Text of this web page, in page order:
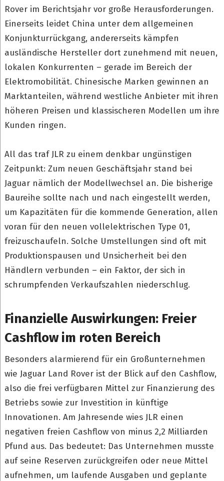
Rover im Berichtsjahr vor große Herausforderungen.
Einerseits leidet China unter dem allgemeinen
Konjunkturrückgang, andererseits kämpfen
ausländische Hersteller dort zunehmend mit neuen,
lokalen Konkurrenten – gerade im Bereich der
Elektromobilität. Chinesische Marken gewinnen an
Marktanteilen, während westliche Anbieter mit ihren
höheren Preisen und klassischeren Modellen um ihre
Kunden ringen.
All das traf JLR zu einem denkbar ungünstigen
Zeitpunkt: Zum neuen Geschäftsjahr stand bei
Jaguar nämlich der Modellwechsel an. Die bisherige
Baureihe sollte nach und nach eingestellt werden,
um Kapazitäten für die kommende Generation, allen
voran für den neuen vollelektrischen Type 01,
freizuschaufeln. Solche Umstellungen sind oft mit
Produktionspausen und Unsicherheit bei den
Händlern verbunden – ein Faktor, der sich in
schrumpfenden Verkaufszahlen niederschlug.
Finanzielle Auswirkungen: Freier
Cashflow im roten Bereich
Besonders alarmierend für ein Großunternehmen
wie Jaguar Land Rover ist der Blick auf den Cashflow,
also die frei verfügbaren Mittel zur Finanzierung des
Betriebs sowie zur Investition in künftige
Innovationen. Am Jahresende wies JLR einen
negativen freien Cashflow von minus 2,2 Milliarden
Pfund aus. Das bedeutet: Das Unternehmen musste
auf seine Reserven zurückgreifen oder neue Mittel
aufnehmen, um laufende Ausgaben und geplante